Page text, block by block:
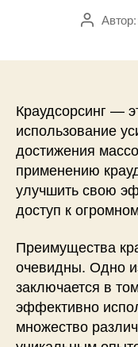
АвторАвтор:
Краудсорсинг —
использование
достижения
применению
улучшить свою
доступ к
Преимущества
очевидны. Одно
заключается в
эффективно
множество